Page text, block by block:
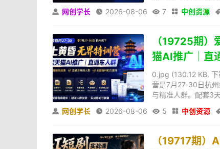
 网创学长  2026-08-06  7  中创资源
（19725期
猫AI推广｜直
0.jpg (130.12 KB,
营是7月27‑30日杭
与精准人群。配套3
 网创学长  2026-08-06  5  中创资源
（19717期